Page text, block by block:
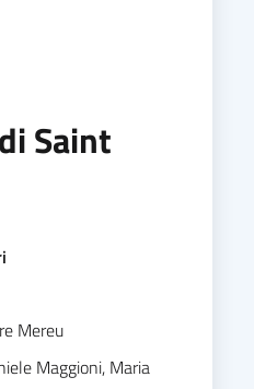
Saint
Mereu
Maggioni, Maria